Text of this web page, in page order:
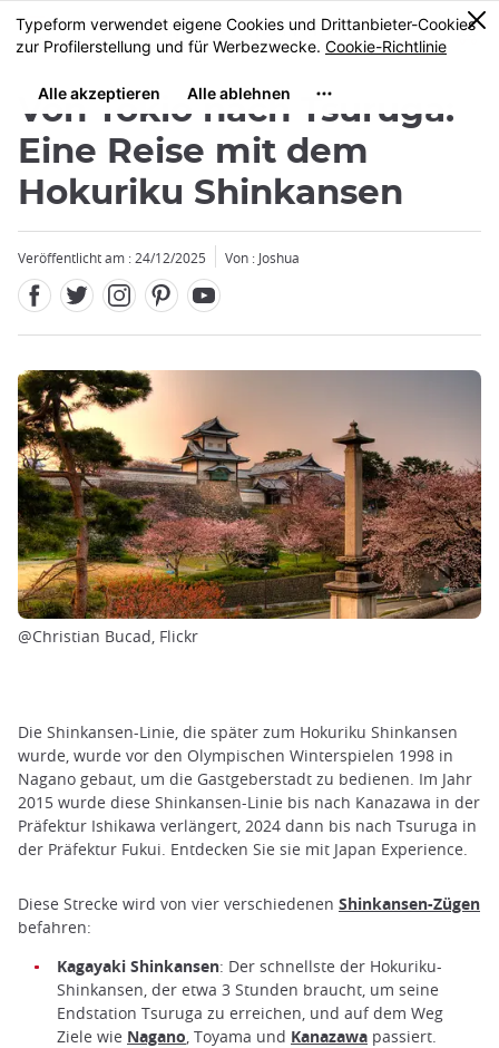
Größe
MENU
0
Von Tokio nach Tsuruga:
Eine Reise mit dem
Hokuriku Shinkansen
Veröffentlicht am : 24/12/2025 Von : Joshua
@Christian Bucad, Flickr
Die Shinkansen-Linie, die später zum Hokuriku Shinkansen
wurde, wurde vor den Olympischen Winterspielen 1998 in
Nagano gebaut, um die Gastgeberstadt zu bedienen. Im Jahr
2015 wurde diese Shinkansen-Linie bis nach Kanazawa in der
Präfektur Ishikawa verlängert, 2024 dann bis nach Tsuruga in
der Präfektur Fukui. Entdecken Sie sie mit Japan Experience.
Diese Strecke wird von vier verschiedenen Shinkansen-Zügen
befahren:
Kagayaki Shinkansen: Der schnellste der Hokuriku-
Shinkansen, der etwa 3 Stunden braucht, um seine
Endstation Tsuruga zu erreichen, und auf dem Weg
Ziele wie Nagano, Toyama und Kanazawa passiert.